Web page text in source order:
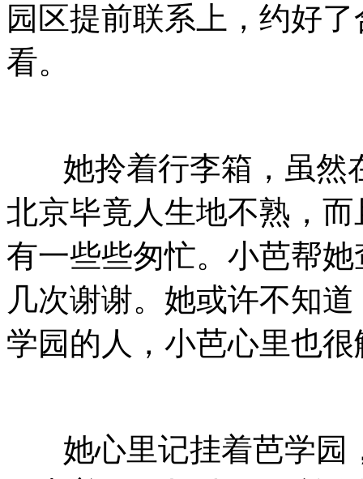
园区提前联系上，约好
看。
她拎着行李箱，虽然
北京毕竟人生地不熟，
有一些些匆忙。小芭帮
几次谢谢。她或许不知
学园的人，小芭心里也很
她心里记挂着芭学园